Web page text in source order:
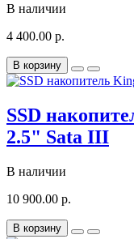
В наличии
4 400.00 р.
В корзину
SSD
2.5" Sata III
В наличии
10 900.00 р.
В корзину